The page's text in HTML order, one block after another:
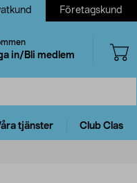
Företagskund
in/Bli medlem
tjänster Club Clas